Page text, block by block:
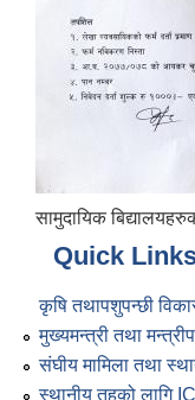
सामुदायिक
Quick
कृषि तथापशुपन्छी
मुख्यमन्त्री तथा
संघीय मामिला तथा
स्थानीय तहको लागि